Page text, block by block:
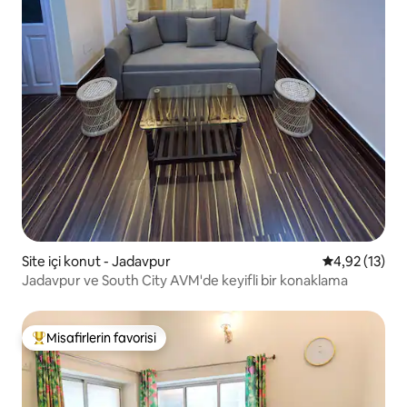
Site içi konut - Jadavpur 5 üzerinden
4,92 (13)
Jadavpur ve South City AVM'de keyifli bir konaklama
Misafirlerin favorilerinden en beğenilenler arasında
Misafirlerin favorisi